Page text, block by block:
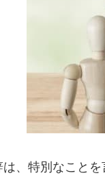
、特別なこと